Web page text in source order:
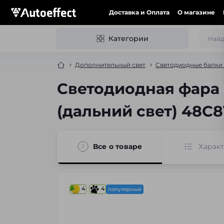
Доставка и Оплата О магазине
Категории
Дополнительный свет Светодиодные балки
Светодиодная фара
(дальний свет)
Все о товаре
4 4 популярный